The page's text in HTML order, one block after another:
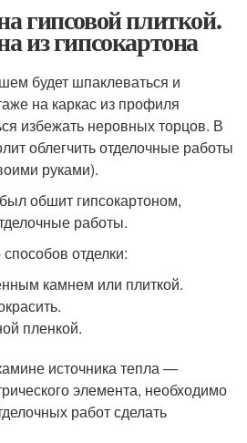
гипсовой плиткой.
из гипсокартона
будет шпаклеваться и
на каркас из профиля
избежать неровных торцов. В
облегчить отделочные работы
руками).
обшит гипсокартоном,
работы.
отделки:
камнем или плиткой.
пленкой.
источника тепла —
элемента, необходимо
работ сделать